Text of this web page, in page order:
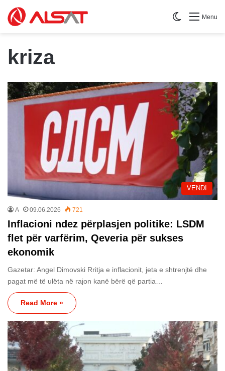
Menu
Switch skin
kriza
VENDI
A 09.06.2026 721
Inflacioni ndez përplasjen politike: LSDM
flet për varfërim, Qeveria për sukses
ekonomik
Gazetar: Angel Dimovski Rritja e inflacionit, jeta e shtrenjtë dhe
pagat më të ulëta në rajon kanë bërë që partia…
Read More »